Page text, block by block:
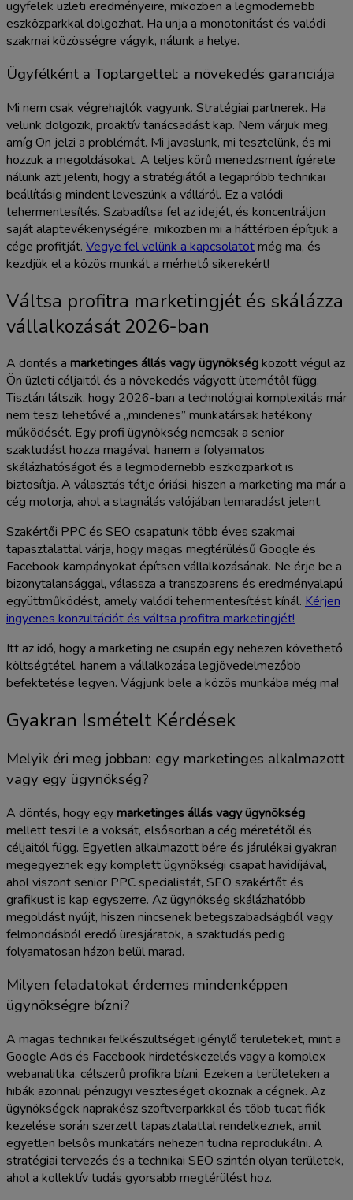
ügyfelek üzleti eredményeire, miközben a legmodernebb
eszközparkkal dolgozhat. Ha unja a monotonitást és valódi
szakmai közösségre vágyik, nálunk a helye.
Ügyfélként a Toptargettel: a növekedés garanciája
Mi nem csak végrehajtók vagyunk. Stratégiai partnerek. Ha
velünk dolgozik, proaktív tanácsadást kap. Nem várjuk meg,
amíg Ön jelzi a problémát. Mi javaslunk, mi tesztelünk, és mi
hozzuk a megoldásokat. A teljes körű menedzsment ígérete
nálunk azt jelenti, hogy a stratégiától a legapróbb technikai
beállításig mindent leveszünk a válláról. Ez a valódi
tehermentesítés. Szabadítsa fel az idejét, és koncentráljon
saját alaptevékenységére, miközben mi a háttérben építjük a
cége profitját. Vegye fel velünk a kapcsolatotmég ma, és
kezdjük el a közös munkát a mérhető sikerekért!
Váltsa profitra marketingjét és skálázza
vállalkozását 2026-ban
A döntés a marketinges állás vagy ügynökségközött végül az
Ön üzleti céljaitól és a növekedés vágyott ütemétől függ.
Tisztán látszik, hogy 2026-ban a technológiai komplexitás már
nem teszi lehetővé a „mindenes” munkatársak hatékony
működését. Egy profi ügynökség nemcsak a senior
szaktudást hozza magával, hanem a folyamatos
skálázhatóságot és a legmodernebb eszközparkot is
biztosítja. A választás tétje óriási, hiszen a marketing ma már a
cég motorja, ahol a stagnálás valójában lemaradást jelent.
Szakértői PPC és SEO csapatunk több éves szakmai
tapasztalattal várja, hogy magas megtérülésű Google és
Facebook kampányokat építsen vállalkozásának. Ne érje be a
bizonytalansággal, válassza a transzparens és eredményalapú
együttműködést, amely valódi tehermentesítést kínál. Kérjen
ingyenes konzultációt és váltsa profitra marketingjét!
Itt az idő, hogy a marketing ne csupán egy nehezen követhető
költségtétel, hanem a vállalkozása legjövedelmezőbb
befektetése legyen. Vágjunk bele a közös munkába még ma!
Gyakran Ismételt Kérdések
Melyik éri meg jobban: egy marketinges alkalmazott
vagy egy ügynökség?
A döntés, hogy egymarketinges állás vagy ügynökség
mellett teszi le a voksát, elsősorban a cég méretétől és
céljaitól függ. Egyetlen alkalmazott bére és járulékai gyakran
megegyeznek egy komplett ügynökségi csapat havidíjával,
ahol viszont senior PPC specialistát, SEO szakértőt és
grafikust is kap egyszerre. Az ügynökség skálázhatóbb
megoldást nyújt, hiszen nincsenek betegszabadságból vagy
felmondásból eredő üresjáratok, a szaktudás pedig
folyamatosan házon belül marad.
Milyen feladatokat érdemes mindenképpen
ügynökségre bízni?
A magas technikai felkészültséget igénylő területeket, mint a
Google Ads és Facebook hirdetéskezelés vagy a komplex
webanalitika, célszerű profikra bízni. Ezeken a területeken a
hibák azonnali pénzügyi veszteséget okoznak a cégnek. Az
ügynökségek naprakész szoftverparkkal és több tucat fiók
kezelése során szerzett tapasztalattal rendelkeznek, amit
egyetlen belsős munkatárs nehezen tudna reprodukálni. A
stratégiai tervezés és a technikai SEO szintén olyan területek,
ahol a kollektív tudás gyorsabb megtérülést hoz.